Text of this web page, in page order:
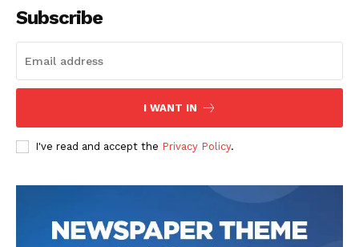
Subscribe
I WANT IN
I've read and accept the Privacy Policy.